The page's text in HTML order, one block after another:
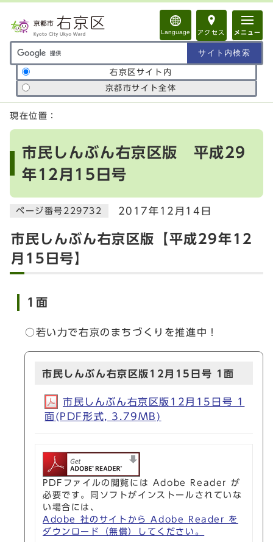
Language アクセス メニュー
サイト内検索の範囲
右京区サイト内
京都市サイト全体
ここから本文です
現在位置：
市民しんぶん右京区版 平成29
年12月15日号
ページ番号229732 2017年12月14日
市民しんぶん右京区版【平成29年12
月15日号】
1面
○若い力で右京のまちづくりを推進中！
市民しんぶん右京区版12月15日号 1面
市民しんぶん右京区版12月15日号 1
面(PDF形式, 3.79MB)
PDFファイルの閲覧には Adobe Reader が
必要です。同ソフトがインストールされていな
い場合には、
Adobe 社のサイトから Adobe Reader を
ダウンロード（無償）してください。